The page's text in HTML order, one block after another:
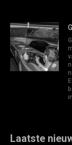
Laatste